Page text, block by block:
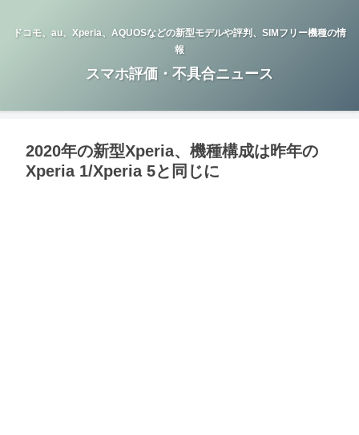
ドコモ、au、Xperia、AQUOSなどの新型モデルや評判、SIMフリー機種の情
報
スマホ評価・不具合ニュース
2020年の新型Xperia、機種構成は昨年の
Xperia 1/Xperia 5と同じに